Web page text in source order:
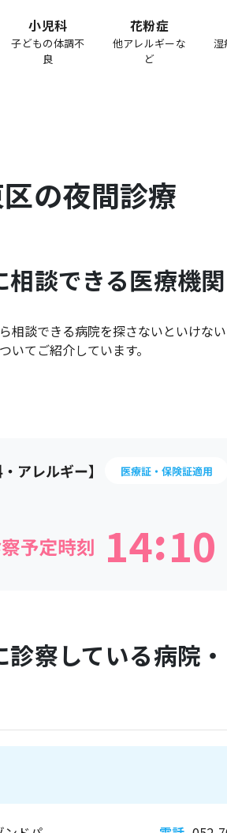
小児科
子どもの体調不
良
花粉症
他アレルギーな
ど
湿
の夜間診療
談できる医療機関
相談できる病院を探さないといけな
いてご紹介しています。
14 10
:
診察している病院